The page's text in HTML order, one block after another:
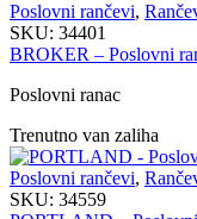
Poslovni rančevi,
SKU: 34401
BROKER – Poslovni
Poslovni ranac
Trenutno van zaliha
Poslovni rančevi,
SKU: 34559